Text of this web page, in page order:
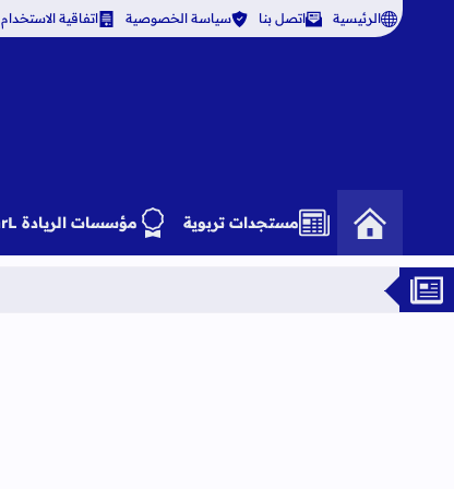
الرئيسية اتصل بنا سياسة الخصوصية اتفاقية الاستخدام
مستجدات تربوية مؤسسات الريادة TarL